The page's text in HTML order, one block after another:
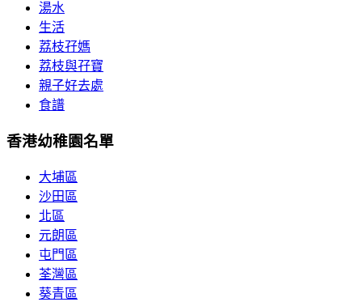
湯水
生活
荔枝孖媽
荔枝與孖寶
親子好去處
食譜
香港幼稚園名單
大埔區
沙田區
北區
元朗區
屯門區
荃灣區
葵青區